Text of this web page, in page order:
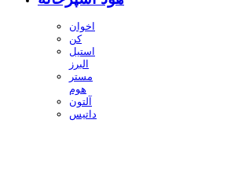
اخوان
کن
استیل
البرز
مستر
هوم
آلتون
داتیس